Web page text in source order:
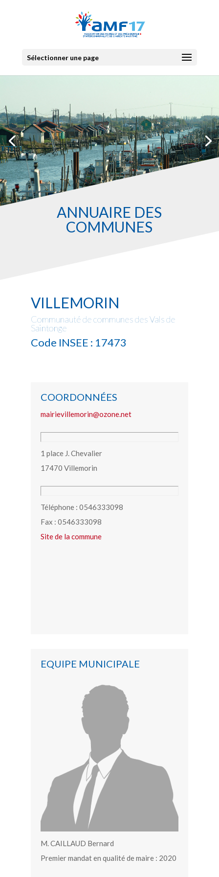
Sélectionner une page
ANNUAIRE DES
COMMUNES
VILLEMORIN
Communauté de communes des Vals de
Saintonge
Code INSEE : 17473
COORDONNÉES
mairievillemorin@ozone.net
1 place J. Chevalier
17470 Villemorin
Téléphone : 0546333098
Fax : 0546333098
Site de la commune
EQUIPE MUNICIPALE
M. CAILLAUD Bernard
Premier mandat en qualité de maire : 2020